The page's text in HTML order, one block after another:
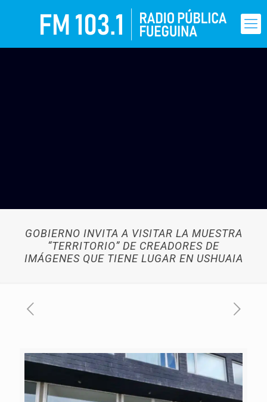
GOBIERNO INVITA A VISITAR LA MUESTRA
“TERRITORIO” DE CREADORES DE
IMÁGENES QUE TIENE LUGAR EN USHUAIA